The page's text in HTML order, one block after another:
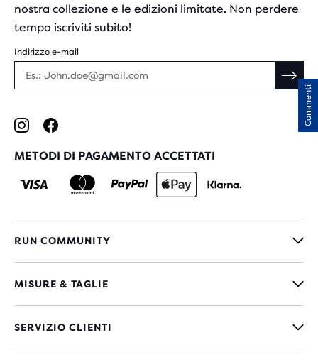
nostra collezione e le edizioni limitate. Non perdere
tempo iscriviti subito!
Indirizzo e-mail
METODI DI PAGAMENTO ACCETTATI
RUN COMMUNITY
MISURE & TAGLIE
SERVIZIO CLIENTI
Commenti